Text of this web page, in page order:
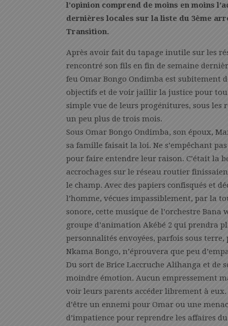
l’opinion comprend de moins en moins
dernières locales sur la liste du 3ème
Transition.
Après avoir fait du tapage inutile sur les
rencontré son fils en fin de semaine
feu Omar Bongo Ondimba est subitement
objectifs et de voir jaillir la justice pour
simple vue de leurs progénitures, sous
un peu plus de trois mois.
Sous Omar Bongo Ondimba, son époux,
sa famille faisait la loi. Ne s’empêchant
pour faire entendre leur raison. C’était la
accrochages sur le réseau routier
le champ. Avec des papiers confisqués et
l’homme, vécues impassiblement, par la
sonore, cette musique de l’orchestre
groupe d’animation Akébé 2 qui prendra
personnalités envoyées, parfois sous
Nkama Bongo, n’éprouvera que peu
Du sort de Brice Laccruche Alihanga et de
moindre émotion. Aucun empressement
voir leurs parents accéder librement à
d’être un ennemi pour Omar ou une
d’impatience pour reprendre les affaires